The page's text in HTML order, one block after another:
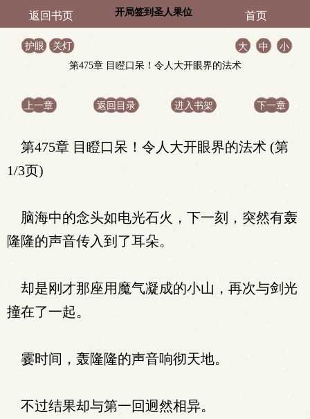
返回书页 开局签到圣人果位 首页
护眼 关灯 大 中
小
第475章 目瞪口呆！令人大开眼界的法术
上一章 返回目录 进入书架 下一章
第475章 目瞪口呆！令人大开眼界的法术 (第
1/3页)
脑海中的念头如电光石火，下一刻，突然有轰
隆隆的声音传入到了耳朵。
却是刚才那座用魔气凝成的小山，再次与剑光
撞在了一起。
霎时间，轰隆隆的声音响彻天地。
不过结果却与第一回迥然相异。